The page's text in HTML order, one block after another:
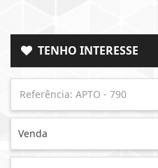
TENHO INTERESSE
Venda